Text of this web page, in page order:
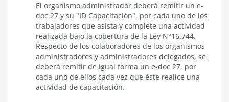
El organismo administrador deberá remitir un e-
doc 27 y su "ID Capacitación", por cada uno de los
trabajadores que asista y complete una actividad
realizada bajo la cobertura de la Ley N°16.744.
Respecto de los colaboradores de los organismos
administradores y administradores delegados, se
deberá remitir de igual forma un e-doc 27, por
cada uno de ellos cada vez que éste realice una
actividad de capacitación.